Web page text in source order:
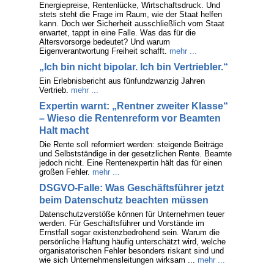
Energiepreise, Rentenlücke, Wirtschaftsdruck. Und
stets steht die Frage im Raum, wie der Staat helfen
kann. Doch wer Sicherheit ausschließlich vom Staat
erwartet, tappt in eine Falle. Was das für die
Altersvorsorge bedeutet? Und warum
Eigenverantwortung Freiheit schafft. mehr ...
„Ich bin nicht bipolar. Ich bin Vertriebler.“
Ein Erlebnisbericht aus fünfundzwanzig Jahren
Vertrieb. mehr ...
Expertin warnt: „Rentner zweiter Klasse“
– Wieso die Rentenreform vor Beamten
Halt macht
Die Rente soll reformiert werden: steigende Beiträge
und Selbstständige in der gesetzlichen Rente. Beamte
jedoch nicht. Eine Rentenexpertin hält das für einen
großen Fehler. mehr ...
DSGVO-Falle: Was Geschäftsführer jetzt
beim Datenschutz beachten müssen
Datenschutzverstöße können für Unternehmen teuer
werden. Für Geschäftsführer und Vorstände im
Ernstfall sogar existenzbedrohend sein. Warum die
persönliche Haftung häufig unterschätzt wird, welche
organisatorischen Fehler besonders riskant sind und
wie sich Unternehmensleitungen wirksam ... mehr ...